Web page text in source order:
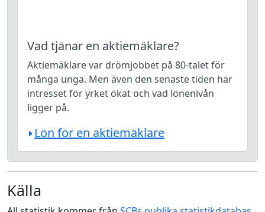
Vad tjänar en aktiemäklare?
Aktiemäklare var drömjobbet på 80-talet för
många unga. Men även den senaste tiden har
intresset för yrket ökat och vad lönenivån
ligger på.
Lön för en aktiemäklare
Källa